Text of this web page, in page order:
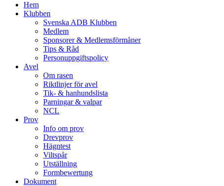
Hem
Klubben
Svenska ADB Klubben
Medlem
Sponsorer & Medlemsförmåner
Tips & Råd
Personuppgiftspolicy
Avel
Om rasen
Riktlinjer för avel
Tik- & hanhundslista
Parningar & valpar
NCL
Prov
Info om prov
Drevprov
Hägntest
Viltspår
Utställning
Formbewertung
Dokument